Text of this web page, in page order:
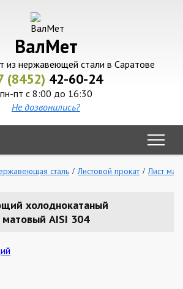
ВалМет
из нержавеющей стали в Саратове
(8452) 42-60-24
пн-пт с 8:00 до 16:30
Не дозвонились?
сталь Листовой прокат Лист
холоднокатаный
AISI 304